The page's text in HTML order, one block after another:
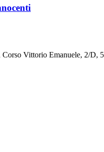
Vittorio Emanuele, 2/D,